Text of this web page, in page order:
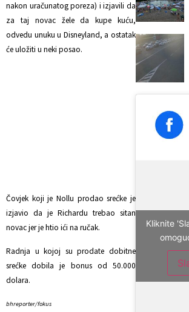
nakon uračunatog poreza) i izjavili da
za taj novac žele da kupe kuću,
odvedu unuku u Disneyland, a ostatak
će uložiti u neki posao.
Čovjek koji je Nollu prodao srećke je
izjavio da je Richardu trebao sitan
novac jer je htio ići na ručak.
Radnja u kojoj su prodate dobitne
srećke dobila je bonus od 50.000
dolara.
bhreporter/fokus
Kliknite